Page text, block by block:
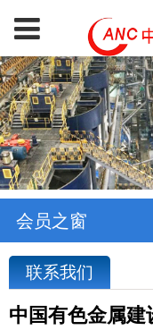
会员之窗
联系我们
中国有色金属建